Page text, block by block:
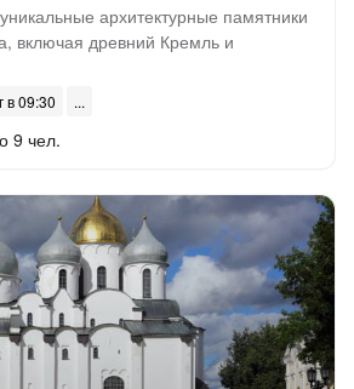
архитектурные памятники
включая древний Кремль и
в 09:30
9 чел.